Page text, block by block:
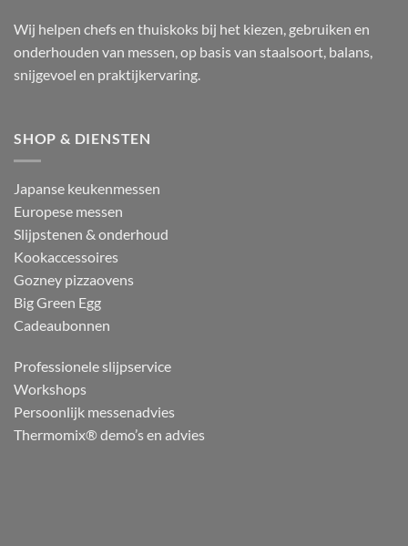
Wij helpen chefs en thuiskoks bij het kiezen, gebruiken en
onderhouden van messen, op basis van staalsoort, balans,
snijgevoel en praktijkervaring.
SHOP & DIENSTEN
Japanse keukenmessen
Europese messen
Slijpstenen & onderhoud
Kookaccessoires
Gozney pizzaovens
Big Green Egg
Cadeaubonnen
Professionele slijpservice
Workshops
Persoonlijk messenadvies
Thermomix® demo’s en advies